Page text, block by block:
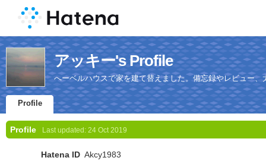
アッキー's Profile
へーベルハウスで家を建て替えました。備忘録やレビュー、
Profile
Profile Last updated: 24 Oct 2019
Hatena ID Akcy1983